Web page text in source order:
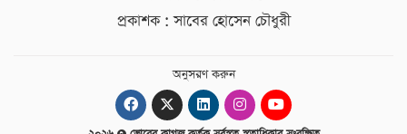
প্রকাশক : সাবের হোসেন চৌধুরী
অনুসরণ করুন